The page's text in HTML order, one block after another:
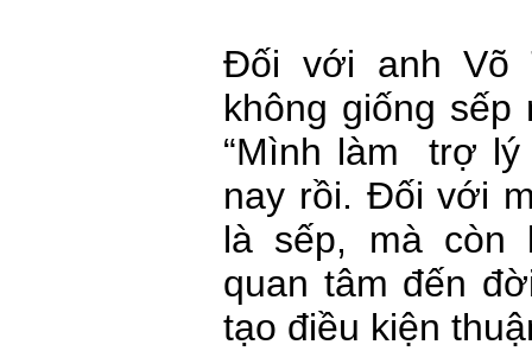
Đối với anh Võ
không giống
“Mình làm trợ lý
nay rồi. Đối với
là sếp, mà còn
quan tâm đến
tạo điều kiện